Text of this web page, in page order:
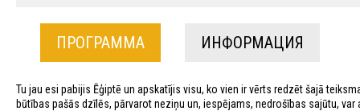
ПРОГРАММА ИНФОРМАЦИЯ
Tu jau esi pabijis Ēģiptē un apskatījis visu, ko vien ir vērts redzēt šajā
būtības pašās dzīlēs, pārvarot neziņu un, iespējams, nedrošības sajūtu,